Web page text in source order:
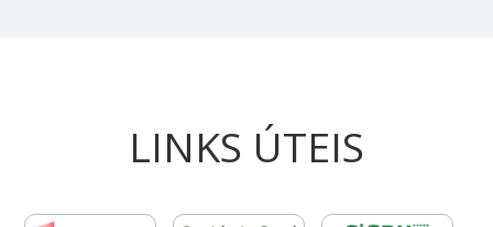
LINKS ÚTEIS